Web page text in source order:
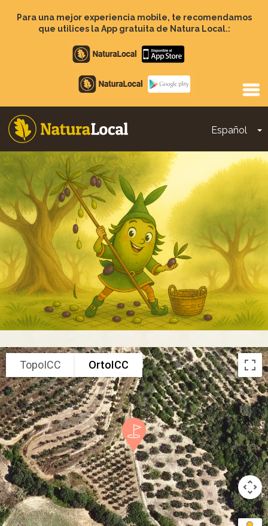
contenido
Para una mejor experiencia mobile, te recomendamos
que utilices la App gratuita de Natura Local.:
Apple
store
Google
Play
Español
Main
navigation
TopoICC OrtoICC